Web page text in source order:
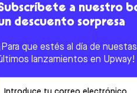
a nuestro
descuento sorpresa
que estés al día de
lanzamientos en Upway!